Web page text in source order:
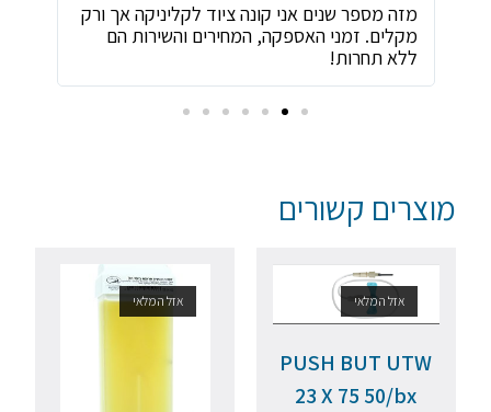
מזה מספר שנים אני קונה ציוד לקליניקה אך ורק
מקלים. זמני האספקה, המחירים והשירות הם
ללא תחרות!
מוצרים קשורים
אזל המלאי
PUSH BUT UTW
23 X 75 50/bx
אזל המלאי